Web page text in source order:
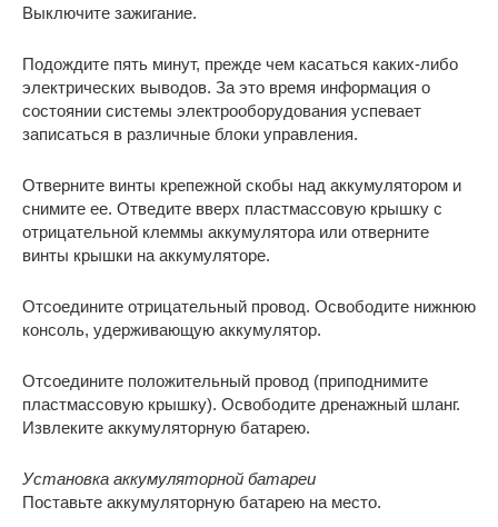
Выключите зажигание.
Подождите пять минут, прежде чем касаться каких-либо
электрических выводов. За это время информация о
состоянии системы электрооборудования успевает
записаться в различные блоки управления.
Отверните винты крепежной скобы над аккумулятором и
снимите ее. Отведите вверх пластмассовую крышку с
отрицательной клеммы аккумулятора или отверните
винты крышки на аккумуляторе.
Отсоедините отрицательный провод. Освободите нижнюю
консоль, удерживающую аккумулятор.
Отсоедините положительный провод (приподнимите
пластмассовую крышку). Освободите дренажный шланг.
Извлеките аккумуляторную батарею.
Установка аккумуляторной батареи
Поставьте аккумуляторную батарею на место.